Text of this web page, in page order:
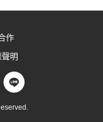
作
明